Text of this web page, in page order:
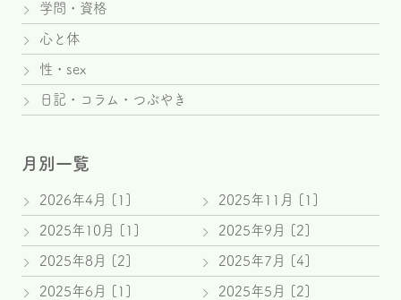
学問・資格
心と体
性・sex
日記・コラム・つぶやき
月別一覧
2026年4月 [1] 2025年11月 [1]
2025年10月 [1] 2025年9月 [2]
2025年8月 [2] 2025年7月 [4]
2025年6月 [1] 2025年5月 [2]